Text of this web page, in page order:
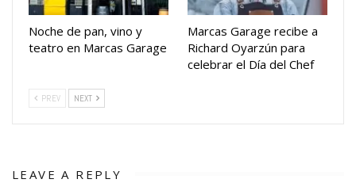
Noche de pan, vino y
teatro en Marcas Garage
Marcas Garage recibe a
Richard Oyarzún para
celebrar el Día del Chef
PREV NEXT
LEAVE A REPLY